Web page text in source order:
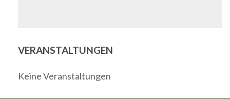
VERANSTALTUNGEN
Keine Veranstaltungen